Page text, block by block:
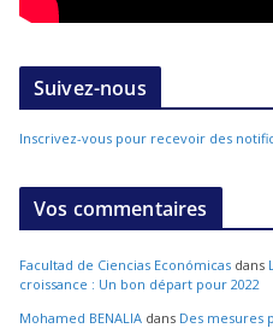
Suivez-nous
Inscrivez-vous pour recevoir des
Vos commentaires
Facultad de Ciencias Económicas dans
croissance : Un bon départ pour 2022
Mohamed BENALIA dans Des mesures